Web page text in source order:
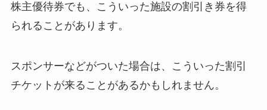
株主優待券でも、こういった施設の割引き券を得
られることがあります。
スポンサーなどがついた場合は、こういった割引
チケットが来ることがあるかもしれません。